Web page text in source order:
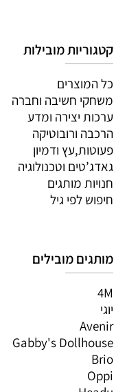
קטגוריות מובילות
כל המוצרים
משחקי חשיבה וחברה
ערכות יצירה ומדע
הרכבה ורובוטיקה
פעוטות,עץ ודמיון
גאדג’טים וטכנולוגיה
חנויות מותגים
חיפוש לפי גיל
מותגים מובילים
4M
יוגי
Avenir
Gabby's Dollhouse
Brio
Oppi